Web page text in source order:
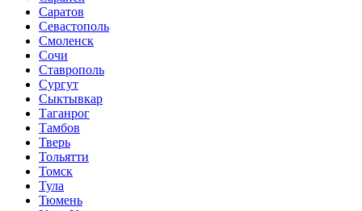
Саратов
Севастополь
Смоленск
Сочи
Ставрополь
Сургут
Сыктывкар
Таганрог
Тамбов
Тверь
Тольятти
Томск
Тула
Тюмень